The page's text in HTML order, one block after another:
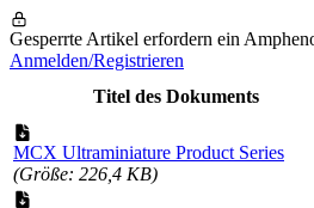
Gesperrte Artikel erfordern ein
Anmelden/Registrieren
Titel des Dokuments
MCX Ultraminiature Product Series
(Größe: 226,4 KB)